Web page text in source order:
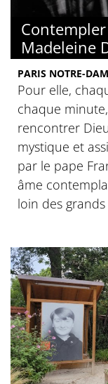
Madeleine
PARIS NOTRE-
Pour elle,
chaque
rencontrer
mystique et
par le pape
âme
loin des